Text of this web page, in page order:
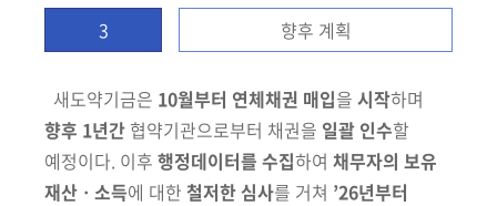
3 향후 계획
새도약기금은 10월부터 연체채권 매입을 시작하며
향후 1년간 협약기관으로부터 채권을 일괄 인수할
예정이다. 이후 행정데이터를 수집하여 채무자의 보유
재산ㆍ소득에 대한 철저한 심사를 거쳐 ’26년부터